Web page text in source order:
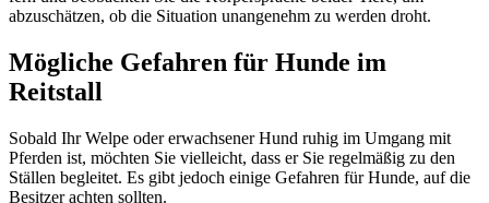
abzuschätzen, ob die Situation unangenehm zu werden droht.
Mögliche Gefahren für Hunde im
Reitstall
Sobald Ihr Welpe oder erwachsener Hund ruhig im Umgang mit
Pferden ist, möchten Sie vielleicht, dass er Sie regelmäßig zu den
Ställen begleitet. Es gibt jedoch einige Gefahren für Hunde, auf die
Besitzer achten sollten.